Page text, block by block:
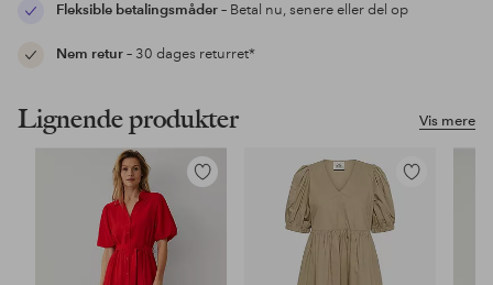
Fleksible betalingsmåder– Betal nu, senere eller del op
Nem retur– 30 dages returret*
Vis mere
Lignende produkter
Tilføj
Tilføj